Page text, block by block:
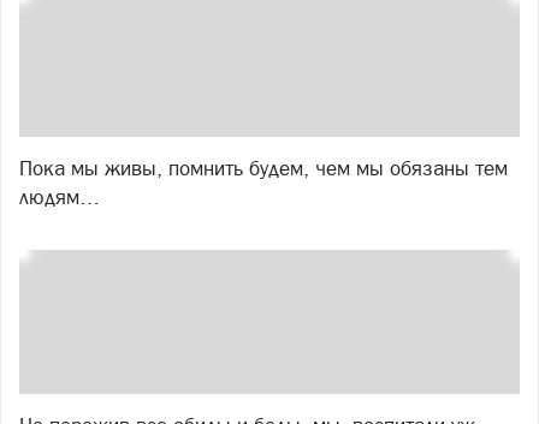
Пока мы живы, помнить будем, чем мы обязаны тем
людям…